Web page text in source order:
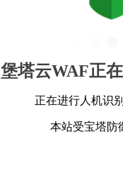
堡塔云WAF正
正在进行人机识
本站受宝塔防